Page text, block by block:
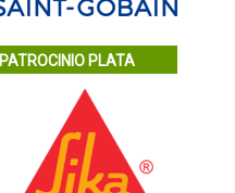
PATROCINIO PLATA